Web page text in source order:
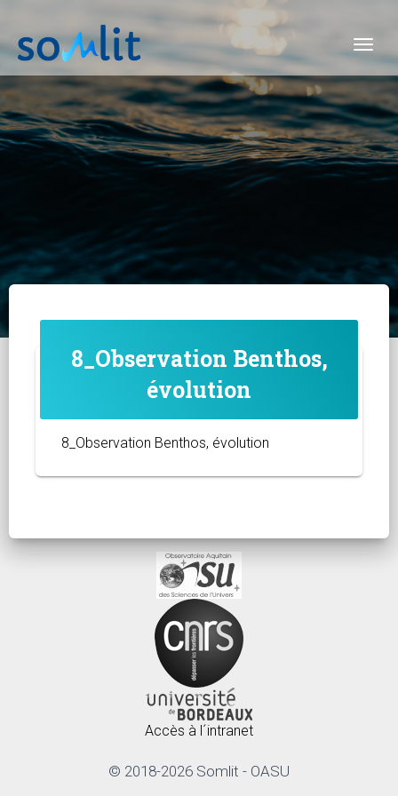
8_Observation Benthos,
évolution
8_Observation Benthos, évolution
Accès à l´intranet
© 2018-2026 Somlit - OASU